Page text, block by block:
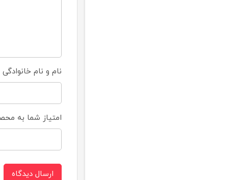
نام و نام خانوادگی
امتیاز شما به
ارسال دیدگاه